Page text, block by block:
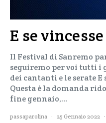
E se
Il Festival di Sanremo
seguiremo per voi tutti i
dei cantanti e le serate E
Questa è la domanda
fine gennaio,…
passaparolina 25 Gennaio 2022